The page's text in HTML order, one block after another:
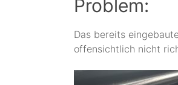
Problem:
Das bereits
offensichtlich nicht